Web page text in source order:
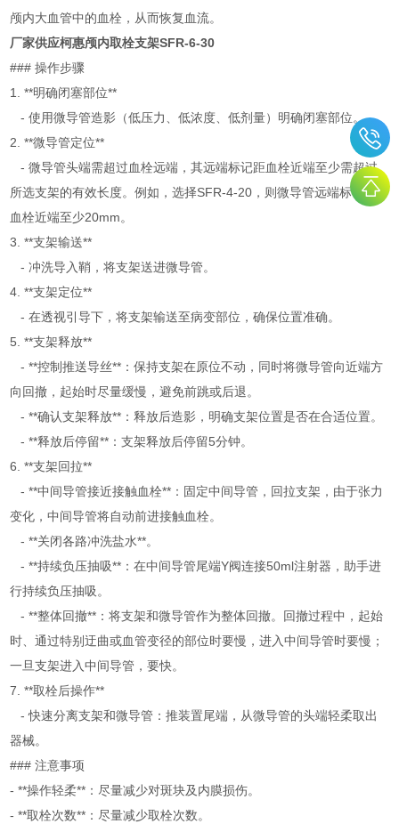
颅内大血管中的血栓，从而恢复血流。
厂家供应柯惠颅内取栓支架SFR-6-30
### 操作步骤
1. **明确闭塞部位**
- 使用微导管造影（低压力、低浓度、低剂量）明确闭塞部位。
2. **微导管定位**
- 微导管头端需超过血栓远端，其远端标记距血栓近端至少需超过
所选支架的有效长度。例如，选择SFR-4-20，则微导管远端标记距
血栓近端至少20mm。
3. **支架输送**
- 冲洗导入鞘，将支架送进微导管。
4. **支架定位**
- 在透视引导下，将支架输送至病变部位，确保位置准确。
5. **支架释放**
- **控制推送导丝**：保持支架在原位不动，同时将微导管向近端方
向回撤，起始时尽量缓慢，避免前跳或后退。
- **确认支架释放**：释放后造影，明确支架位置是否在合适位置。
- **释放后停留**：支架释放后停留5分钟。
6. **支架回拉**
- **中间导管接近接触血栓**：固定中间导管，回拉支架，由于张力
变化，中间导管将自动前进接触血栓。
- **关闭各路冲洗盐水**。
- **持续负压抽吸**：在中间导管尾端Y阀连接50ml注射器，助手进
行持续负压抽吸。
- **整体回撤**：将支架和微导管作为整体回撤。回撤过程中，起始
时、通过特别迂曲或血管变径的部位时要慢，进入中间导管时要慢；
一旦支架进入中间导管，要快。
7. **取栓后操作**
- 快速分离支架和微导管：推装置尾端，从微导管的头端轻柔取出
器械。
### 注意事项
- **操作轻柔**：尽量减少对斑块及内膜损伤。
- **取栓次数**：尽量减少取栓次数。